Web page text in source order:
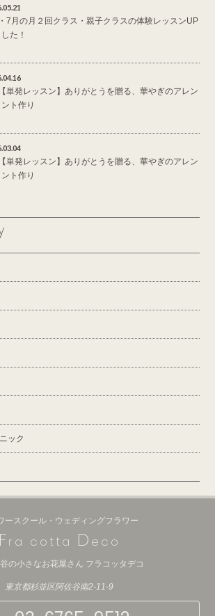
7月の月２回クラス・親子クラスの体験レッスンUP
た！
単発レッスン】ありがとうを贈る、華やぎのアレン
ト作り
単発レッスン】ありがとうを贈る、華やぎのアレン
ト作り
ック
ースクール・ウェディングフラワー
Fra cotta D eco
の小さなお花屋さん フラコッタデコ
東京都杉並区阿佐谷南2-11-9